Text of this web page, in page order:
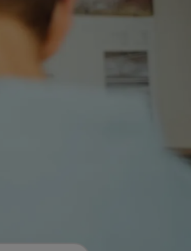
ampla.
com o uso